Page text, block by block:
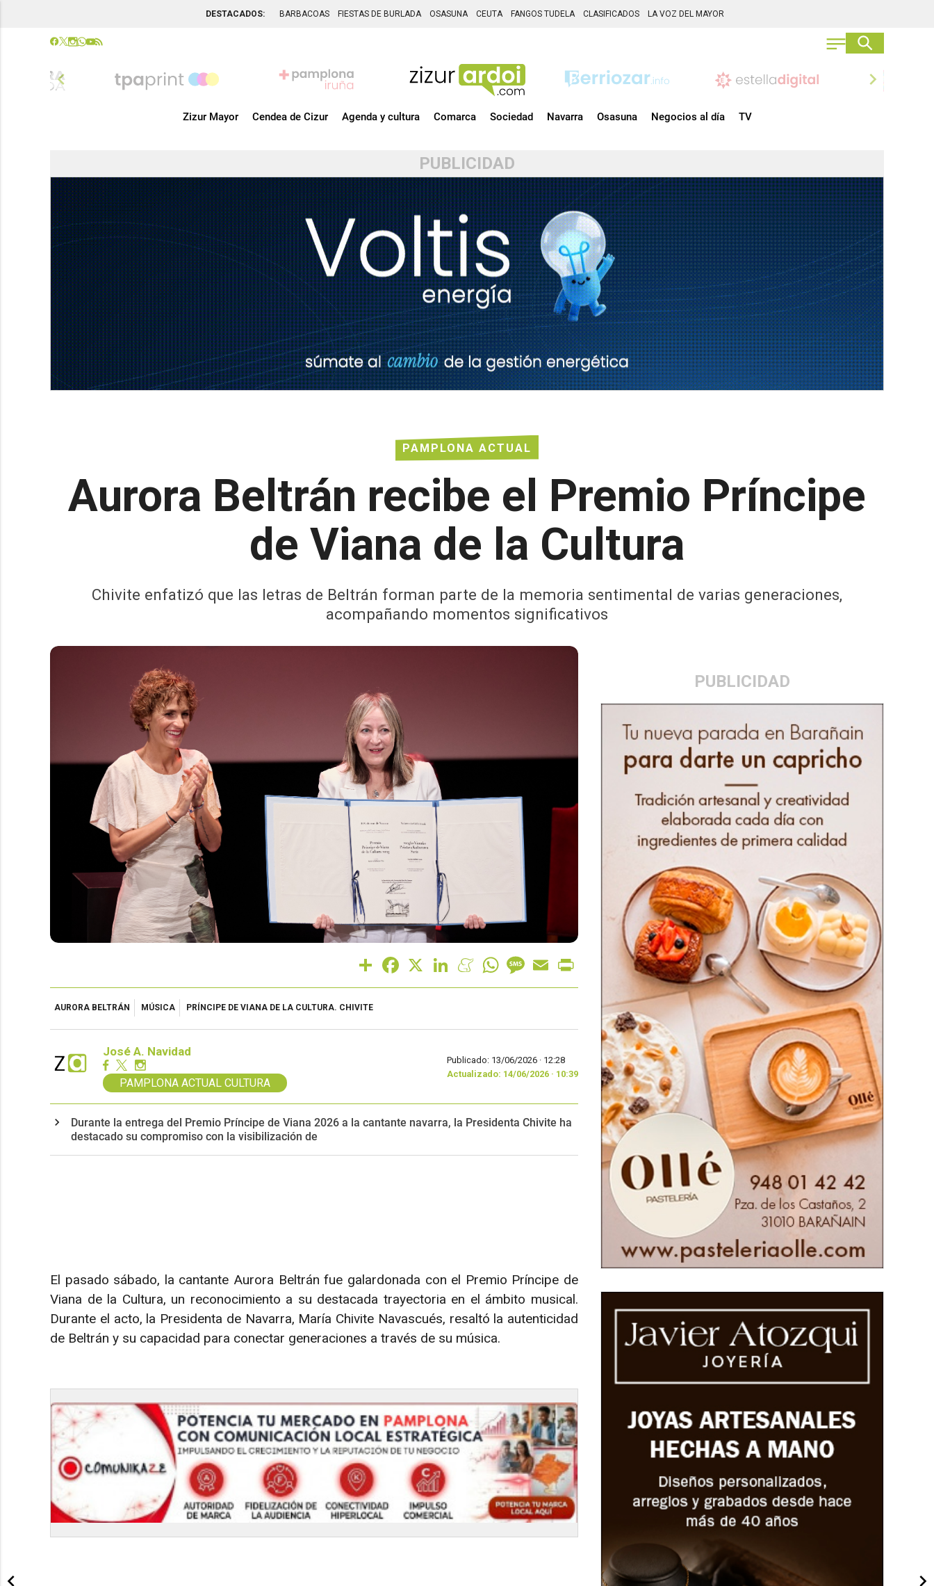
DESTACADOS: BARBACOAS FIESTAS DE BURLADA OSASUNA CEUTA FANGOS TUDELA CLASIFICADOS LA VOZ DEL MAYOR
chevron_left chevron_right
Zizur Mayor Cendea de Cizur Agenda y cultura Comarca Sociedad Navarra Osasuna Negocios al día TV
PUBLICIDAD
PAMPLONA ACTUAL
Aurora Beltrán recibe el Premio Príncipe
de Viana de la Cultura
Chivite enfatizó que las letras de Beltrán forman parte de la memoria sentimental de varias generaciones,
acompañando momentos significativos
PUBLICIDAD
Share Facebook LinkedInMeneameWhatsAppMessage
Email
AURORA BELTRÁN MÚSICA PRÍNCIPE DE VIANA DE LA CULTURA. CHIVITE
José A. Navidad
PAMPLONA ACTUAL CULTURA
Publicado: 13/06/2026 · 12:28
Actualizado: 14/06/2026 · 10:39
Durante la entrega del Premio Príncipe de Viana 2026 a la cantante navarra, la Presidenta Chivite ha
destacado su compromiso con la visibilización de
El pasado sábado, la cantante Aurora Beltrán fue galardonada con el Premio Príncipe de
Viana de la Cultura, un reconocimiento a su destacada trayectoria en el ámbito musical.
Durante el acto, la Presidenta de Navarra, María Chivite Navascués, resaltó la autenticidad
de Beltrán y su capacidad para conectar generaciones a través de su música.